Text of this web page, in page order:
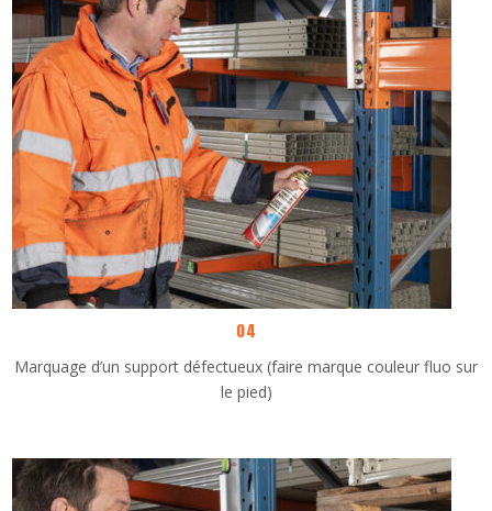
04
Marquage d’un support défectueux (faire marque couleur fluo sur
le pied)